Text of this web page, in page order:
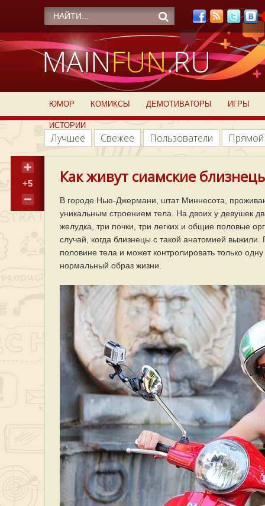
ЮМОР КОМИКСЫ ДЕМОТИВАТОРЫ ИГРЫ
ИСТОРИИ
Лучшее Свежее Пользователи
+5 Как живут сиамские
В городе Нью-Джермани, штат Миннесота,
уникальным строением тела. На двоих у девушек
желудка, три почки, три легких и общие половые
случай, когда близнецы с такой анатомией выжили.
половине тела и может контролировать только
нормальный образ жизни.